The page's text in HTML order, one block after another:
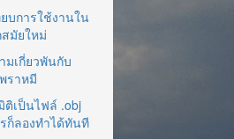
บการใช้งานใน
มัยใหม่
มเกี่ยวพันกับ
ราหมี
ติเป็นไฟล์ .obj
ก็ลองทำได้ทันที